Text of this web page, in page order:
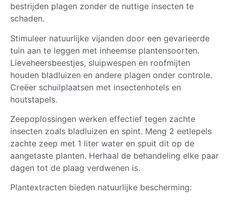
bestrijden plagen zonder de nuttige insecten te
schaden.
Stimuleer natuurlijke vijanden door een gevarieerde
tuin aan te leggen met inheemse plantensoorten.
Lieveheersbeestjes, sluipwespen en roofmijten
houden bladluizen en andere plagen onder controle.
Creëer schuilplaatsen met insectenhotels en
houtstapels.
Zeepoplossingen werken effectief tegen zachte
insecten zoals bladluizen en spint. Meng 2 eetlepels
zachte zeep met 1 liter water en spuit dit op de
aangetaste planten. Herhaal de behandeling elke paar
dagen tot de plaag verdwenen is.
Plantextracten bieden natuurlijke bescherming: